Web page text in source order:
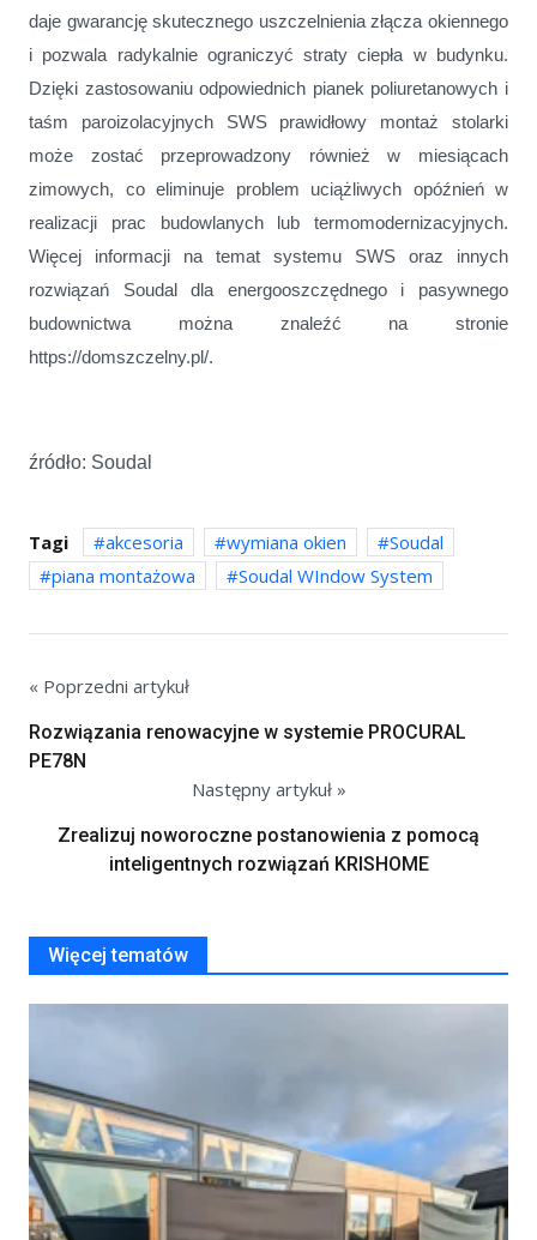
daje gwarancję skutecznego uszczelnienia złącza okiennego
i pozwala radykalnie ograniczyć straty ciepła w budynku.
Dzięki zastosowaniu odpowiednich pianek poliuretanowych i
taśm paroizolacyjnych SWS prawidłowy montaż stolarki
może zostać przeprowadzony również w miesiącach
zimowych, co eliminuje problem uciążliwych opóźnień w
realizacji prac budowlanych lub termomodernizacyjnych.
Więcej informacji na temat systemu SWS oraz innych
rozwiązań Soudal dla energooszczędnego i pasywnego
budownictwa można znaleźć na stronie
https://domszczelny.pl/.
źródło: Soudal
Tagi akcesoria wymiana okien
Soudal
piana montażowa
Soudal WIndow System
« Poprzedni artykuł
Rozwiązania renowacyjne w systemie PROCURAL
PE78N
Następny artykuł »
Zrealizuj noworoczne postanowienia z pomocą
inteligentnych rozwiązań KRISHOME
Więcej tematów